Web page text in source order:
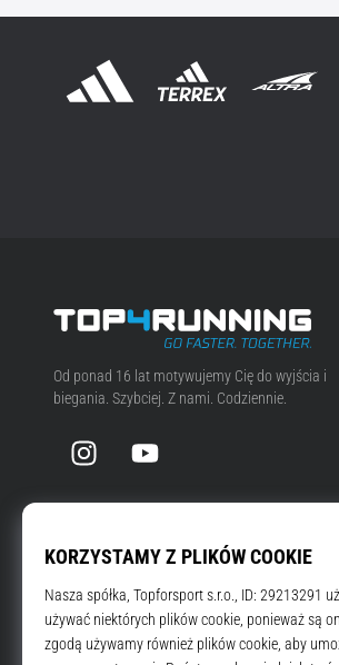
Top4Running.pl
Od ponad 16 lat motywujemy Cię do wyjścia i
biegania. Szybciej. Z nami. Codziennie.
InstagramYouTube